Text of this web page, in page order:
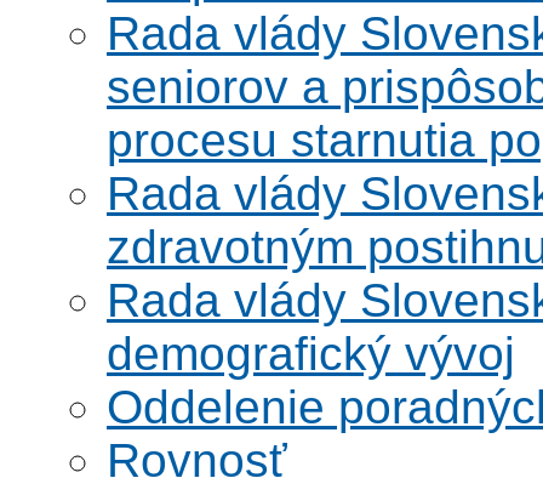
Rada vlády
seniorov a
procesu starnutia
Rada vlády
zdravotným
Rada vlády
demografický vývoj
Oddelenie
Rovnosť